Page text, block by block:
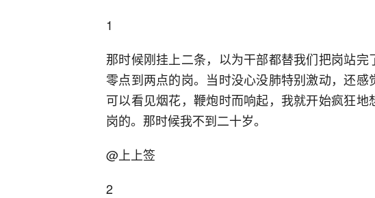
1
那时候刚挂上二条，以为干部都替我们把岗站
零点到两点的岗。当时没心没肺特别激动，还
可以看见烟花，鞭炮时而响起，我就开始疯狂
岗的。那时候我不到二十岁。
@上上签
2